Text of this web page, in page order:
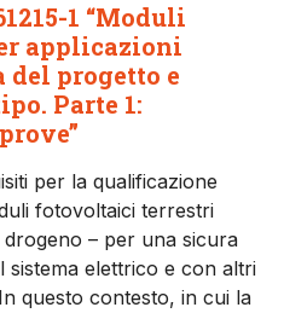
1 “Moduli
applicazioni
progetto e
Parte 1:
per la qualificazione
fotovoltaici ter­restri
– per una sicura
sistema elettrico e con altri
questo contesto, in cui la